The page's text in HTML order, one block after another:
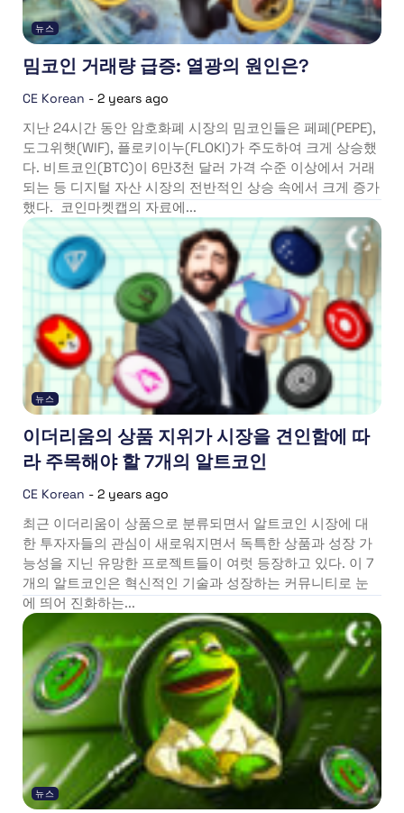
뉴스
밈코인 거래량 급증: 열광의 원인은?
CE Korean - 2 years ago
지난 24시간 동안 암호화폐 시장의 밈코인들은 페페(PEPE),
도그위햇(WIF), 플로키이누(FLOKI)가 주도하여 크게 상승했
다. 비트코인(BTC)이 6만3천 달러 가격 수준 이상에서 거래
되는 등 디지털 자산 시장의 전반적인 상승 속에서 크게 증가
했다. 코인마켓캡의 자료에...
뉴스
이더리움의 상품 지위가 시장을 견인함에 따
라 주목해야 할 7개의 알트코인
CE Korean - 2 years ago
최근 이더리움이 상품으로 분류되면서 알트코인 시장에 대
한 투자자들의 관심이 새로워지면서 독특한 상품과 성장 가
능성을 지닌 유망한 프로젝트들이 여럿 등장하고 있다. 이 7
개의 알트코인은 혁신적인 기술과 성장하는 커뮤니티로 눈
에 띄어 진화하는...
뉴스